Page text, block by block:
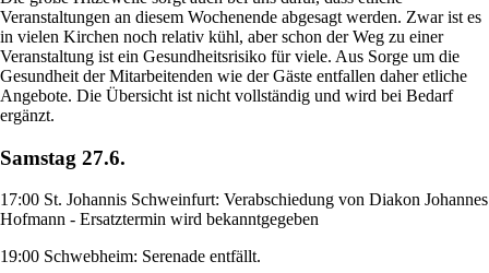
Veranstaltungen an diesem Wochenende abgesagt werden. Zwar ist es
in vielen Kirchen noch relativ kühl, aber schon der Weg zu einer
Veranstaltung ist ein Gesundheitsrisiko für viele. Aus Sorge um die
Gesundheit der Mitarbeitenden wie der Gäste entfallen daher etliche
Angebote. Die Übersicht ist nicht vollständig und wird bei Bedarf
ergänzt.
Samstag 27.6.
17:00 St. Johannis Schweinfurt: Verabschiedung von Diakon Johannes
Hofmann - Ersatztermin wird bekanntgegeben
19:00 Schwebheim: Serenade entfällt.